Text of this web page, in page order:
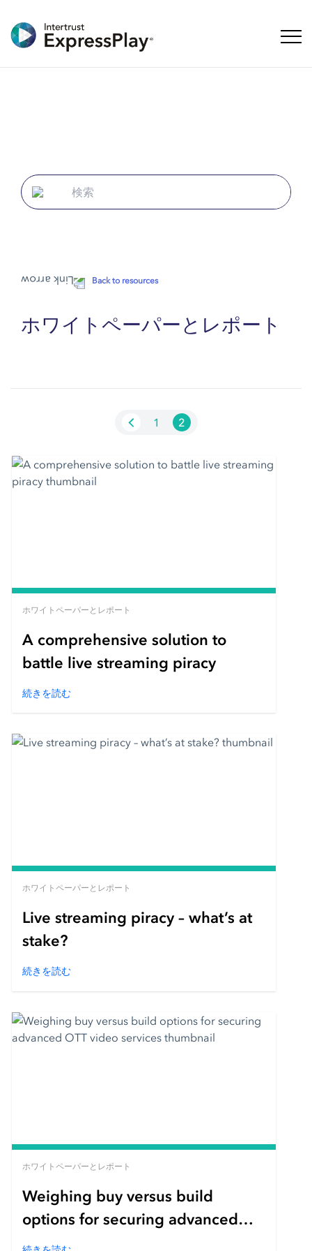
ナビ
Back to resources
ホワイトペーパーとレポート
1 2
ホワイトペーパーとレポート
A comprehensive solution to
battle live streaming piracy
続きを読む
ホワイトペーパーとレポート
Live streaming piracy – what’s at
stake?
続きを読む
ホワイトペーパーとレポート
Weighing buy versus build
options for securing advanced
OTT video services